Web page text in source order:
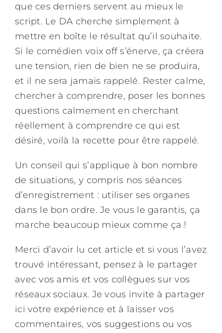
que ces derniers servent au mieux le
script. Le DA cherche simplement à
mettre en boîte le résultat qu’il souhaite.
Si le comédien voix off s’énerve, ça créera
une tension, rien de bien ne se produira,
et il ne sera jamais rappelé. Rester calme,
chercher à comprendre, poser les bonnes
questions calmement en cherchant
réellement à comprendre ce qui est
désiré, voilà la recette pour être rappelé.
Un conseil qui s’applique à bon nombre
de situations, y compris nos séances
d’enregistrement : utiliser ses organes
dans le bon ordre. Je vous le garantis, ça
marche beaucoup mieux comme ça !
Merci d’avoir lu cet article et si vous l’avez
trouvé intéressant, pensez à le partager
avec vos amis et vos collègues sur vos
réseaux sociaux. Je vous invite à partager
ici votre expérience et à laisser vos
commentaires, vos suggestions ou vos